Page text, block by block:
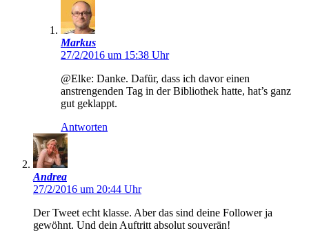
Markus
27/2/2016 um 15:38 Uhr
@Elke: Danke. Dafür, dass ich davor einen
anstrengenden Tag in der Bibliothek hatte, hat’s ganz
gut geklappt.
Antworten
Andrea
27/2/2016 um 20:44 Uhr
Der Tweet echt klasse. Aber das sind deine Follower ja
gewöhnt. Und dein Auftritt absolut souverän!